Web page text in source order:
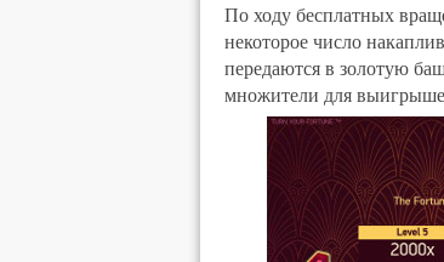
По ходу бесплатных
некоторое число
передаются в золотую
множители для